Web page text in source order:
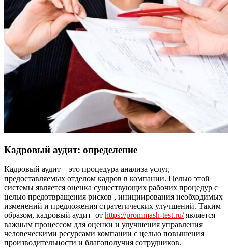
Кадровый аудит: определение
Кадровый аудит – это процедура анализа услуг,
предоставляемых отделом кадров в компании. Целью этой
системы является оценка существующих рабочих процедур с
целью предотвращения рисков , инициирования необходимых
изменений и предложения стратегических улучшений. Таким
образом, кадровый аудит от https://prommash-test.ru/является
важным процессом для оценки и улучшения управления
человеческими ресурсами компании с целью повышения
производительности и благополучия сотрудников.